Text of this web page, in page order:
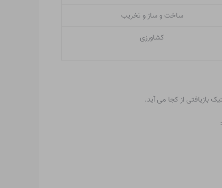
ساخت و ساز و تخریب
کشاورزی